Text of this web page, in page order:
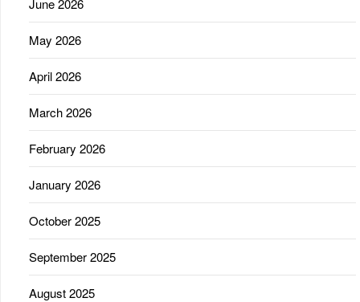
June 2026
May 2026
April 2026
March 2026
February 2026
January 2026
October 2025
September 2025
August 2025